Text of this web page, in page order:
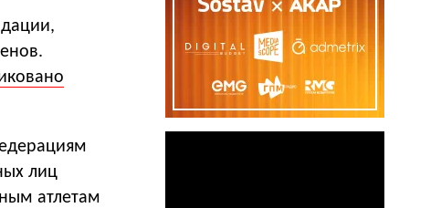
лиц
атлетам